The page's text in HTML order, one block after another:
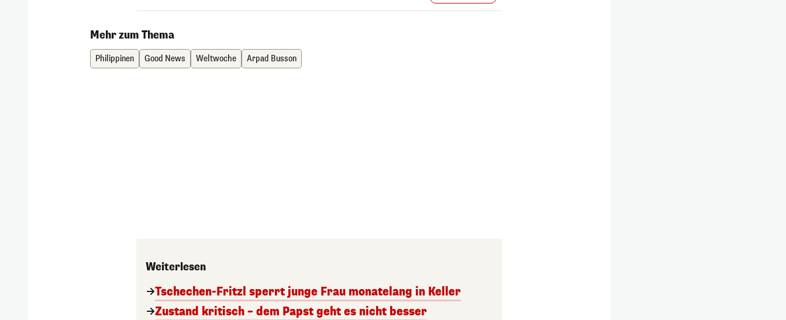
Mehr zum Thema
Philippinen Good News Weltwoche Arpad Busson
Weiterlesen
Tschechen-Fritzl sperrt junge Frau monatelang in Keller
Zustand kritisch – dem Papst geht es nicht besser